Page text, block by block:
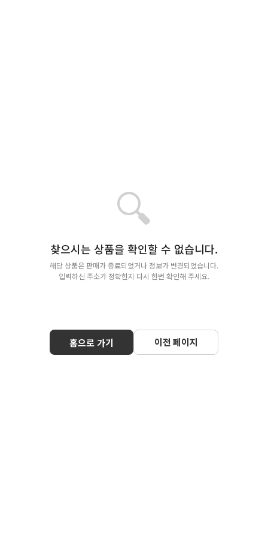
🔍
찾으시는 상품을 확인할 수 없습니다.
해당 상품은 판매가 종료되었거나 정보가 변경되었습니다.
입력하신 주소가 정확한지 다시 한번 확인해 주세요.
홈으로 가기 이전 페이지